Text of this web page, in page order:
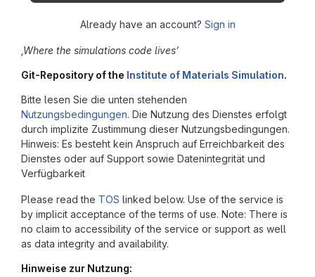
‚Where the simulations code lives’
Git-Repository of the Institute of Materials Simulation.
Bitte lesen Sie die unten stehenden
Nutzungsbedingungen. Die Nutzung des Dienstes erfolgt
durch implizite Zustimmung dieser Nutzungsbedingungen.
Hinweis: Es besteht kein Anspruch auf Erreichbarkeit des
Dienstes oder auf Support sowie Datenintegrität und
Verfügbarkeit
Please read the TOS linked below. Use of the service is
by implicit acceptance of the terms of use. Note: There is
no claim to accessibility of the service or support as well
as data integrity and availability.
Hinweise zur Nutzung:
Already have an account? Sign in